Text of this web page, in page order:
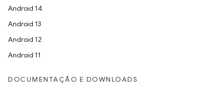
Android 14
Android 13
Android 12
Android 11
DOCUMENTAÇÃO E DOWNLOADS